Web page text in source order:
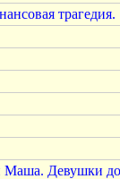
трагедия.
Девушки